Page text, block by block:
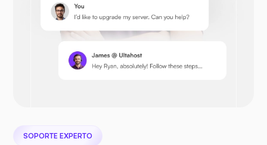
Nextcloud
SOPORTE EXPERTO